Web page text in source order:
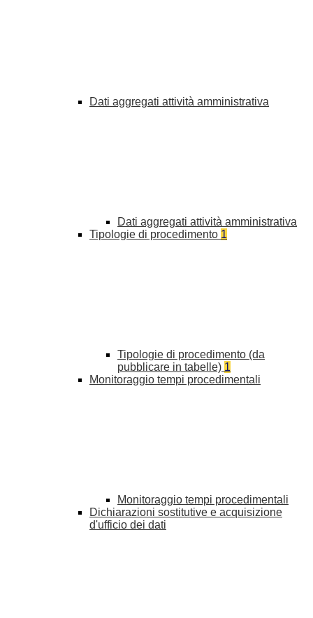
Dati aggregati attività amministrativa
Dati aggregati attività amministrativa
Tipologie di procedimento 1
Tipologie di procedimento (da
pubblicare in tabelle) 1
Monitoraggio tempi procedimentali
Monitoraggio tempi procedimentali
Dichiarazioni sostitutive e acquisizione
d'ufficio dei dati